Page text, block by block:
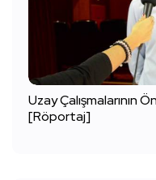
Uzay Çalışmalarının
[Röportaj]